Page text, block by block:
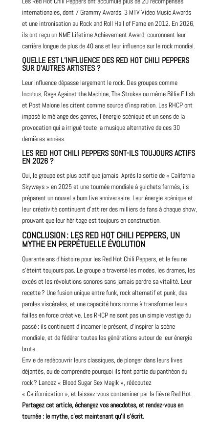
internationales, dont 7 Grammy Awards, 3 MTV Video Music Awards
et une intronisation au Rock and Roll Hall of Fame en 2012. En 2026,
ils ont reçu un NME Lifetime Achievement Award, couronnant leur
carrière longue de plus de 40 ans et leur influence sur le rock mondial.
QUELLE EST L’INFLUENCE DES RED HOT CHILI PEPPERS
SUR D’AUTRES ARTISTES ?
Leur influence dépasse largement le rock. Des groupes comme
Incubus, Rage Against the Machine, The Strokes ou même Billie Eilish
et Post Malone les citent comme source d’inspiration. Les RHCP ont
imposé le mélange des genres, l’énergie scénique et un sens de la
provocation qui a irrigué toute la musique alternative de ces 30
dernières années.
LES RED HOT CHILI PEPPERS SONT-ILS TOUJOURS ACTIFS
EN 2026 ?
Oui, le groupe est plus actif que jamais. Après la sortie de « California
Skyways » en 2025 et une tournée mondiale à guichets fermés, ils
préparent un nouvel album live anniversaire. Leur énergie scénique et
leur créativité continuent d’attirer des milliers de fans à chaque show,
prouvant que leur héritage est toujours en construction.
CONCLUSION : LES RED HOT CHILI PEPPERS, UN
MYTHE EN PERPÉTUELLE ÉVOLUTION
Quarante ans d’histoire pour les Red Hot Chili Peppers, et le feu ne
s’éteint toujours pas. Le groupe a traversé les modes, les drames, les
excès et les révolutions sonores sans jamais perdre sa vitalité. Leur
recette ? Une fusion unique entre funk, rock alternatif et punk, des
paroles viscérales, et une capacité hors norme à transformer leurs
failles en force créative. Les RHCP ne sont pas un simple vestige du
passé : ils continuent d’incarner le présent, d’inspirer la scène
mondiale, et de fédérer toutes les générations autour de leur énergie
brute.
Envie de redécouvrir leurs classiques, de plonger dans leurs lives
déjantés, ou de comprendre pourquoi ils font partie du panthéon du
rock ? Lancez « Blood Sugar Sex Magik », réécoutez
« Californication », et laissez-vous contaminer par la fièvre Red Hot.
Partagez cet article, échangez vos anecdotes, et rendez-vous en
tournée : le mythe, c’est maintenant qu’il s’écrit.